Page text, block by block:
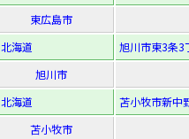
東広島市
北海道
旭川市東3条3
旭川市
北海道
苫小牧市新中
苫小牧市